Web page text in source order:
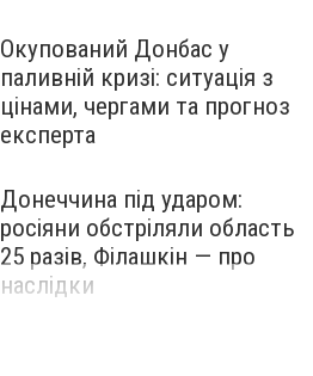
Окупований Донбас у
паливній кризі: ситуація з
цінами, чергами та прогноз
експерта
Донеччина під ударом:
росіяни обстріляли область
25 разів, Філашкін — про
наслідки